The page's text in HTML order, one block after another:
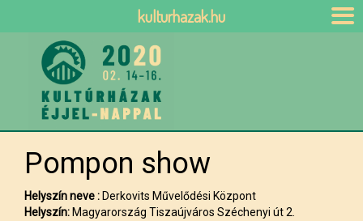
Pompon show
Helyszín neve : Derkovits Művelődési Központ
Helyszín: Magyarország Tiszaújváros Széchenyi út 2.
kulturhazak.hu